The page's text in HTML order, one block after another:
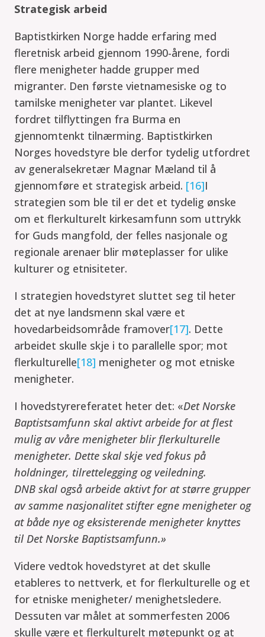
Strategisk arbeid
Baptistkirken Norge hadde erfaring med
fleretnisk arbeid gjennom 1990-årene, fordi
flere menigheter hadde grupper med
migranter. Den første vietnamesiske og to
tamilske menigheter var plantet. Likevel
fordret tilflyttingen fra Burma en
gjennomtenkt tilnærming. Baptistkirken
Norges hovedstyre ble derfor tydelig utfordret
av generalsekretær Magnar Mæland til å
gjennomføre et strategisk arbeid. [16]I
strategien som ble til er det et tydelig ønske
om et flerkulturelt kirkesamfunn som uttrykk
for Guds mangfold, der felles nasjonale og
regionale arenaer blir møteplasser for ulike
kulturer og etnisiteter.
I strategien hovedstyret sluttet seg til heter
det at nye landsmenn skal være et
hovedarbeidsområde framover[17]. Dette
arbeidet skulle skje i to parallelle spor; mot
flerkulturelle[18] menigheter og mot etniske
menigheter.
I hovedstyrereferatet heter det: «Det Norske
Baptistsamfunn skal aktivt arbeide for at flest
mulig av våre menigheter blir flerkulturelle
menigheter. Dette skal skje ved fokus på
holdninger, tilrettelegging og veiledning.
DNB skal også arbeide aktivt for at større grupper
av samme nasjonalitet stifter egne menigheter og
at både nye og eksisterende menigheter knyttes
til Det Norske Baptistsamfunn.»
Videre vedtok hovedstyret at det skulle
etableres to nettverk, et for flerkulturelle og et
for etniske menigheter/ menighetsledere.
Dessuten var målet at sommerfesten 2006
skulle være et flerkulturelt møtepunkt og at